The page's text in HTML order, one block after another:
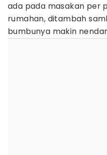
ada pada masakan per
rumahan, ditambah
bumbunya makin